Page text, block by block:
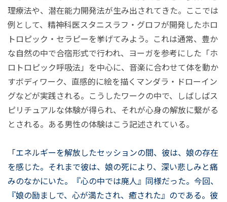
理療法や、潜在能力開発法が生み出されてきた。ここでは
例として、精神科医スタニスラフ・グロフが開発したホロ
トロピック・セラピーを挙げてみよう。これは通常、豊か
な自然の中で合宿形式で行われ、ヨーガを参考にした「ホ
ロトロピック呼吸法」を中心に、音楽に合わせて体を動か
すボディワーク、直感的に絵を描くマンダラ・ドローイン
グなどが実践される。こうしたワークの中で、しばしばス
ピリチュアルな体験が得られ、それが心身の解放に繫がる
とされる。ある男性の体験はこう記述されている。
「エネルギーを解放したセッションの間、彼は、娘の存在
を感じた。それまで彼は、娘の死により、深い悲しみと痛
みのなかにいた。『心の中では廃人』同様だった。今回、
『娘の励ましで、心が満たされ、癒された』のである。彼